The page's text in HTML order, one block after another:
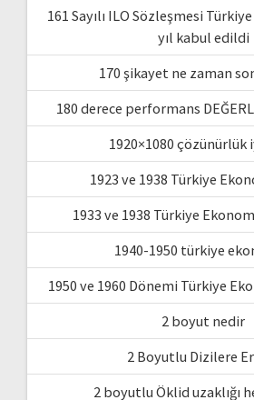
161 Sayılı ILO Sözleşmesi
yıl kabul edildi
170 şikayet ne zaman
180 derece performans
1920×1080
1923 ve 1938 Türkiye
1933 ve 1938 Türkiye
1940-1950 türkiye
1950 ve 1960 Dönemi Türkiye
2 boyut nedir
2 Boyutlu Dizilere
2 boyutlu Öklid uzaklığı